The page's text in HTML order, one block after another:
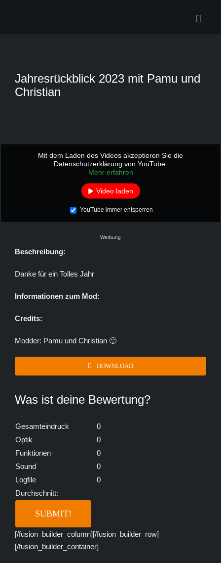
Jahresrückblick 2023 mit Pamu und
Christian
Mit dem Laden des Videos akzeptieren Sie die
Datenschutzerklärung von YouTube.
Mehr erfahren
Video laden
YouTube immer entsperren
Werbung
Beschreibung:
Danke für ein Tolles Jahr
Informationen zum Mod:
Credits:
Modder: Pamu und Christian 🙂
DOWNLOAD
Was ist deine Bewertung?
Gesamteindruck
0
Optik
0
Funktionen
0
Sound
0
Logfile
0
Durchschnitt:
[/fusion_builder_column][/fusion_builder_row]
[/fusion_builder_container]